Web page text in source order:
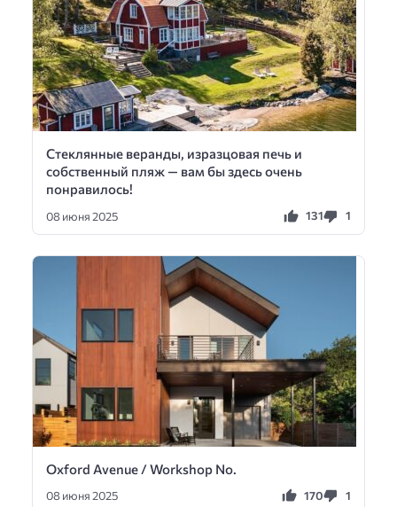
Стеклянные веранды, изразцовая печь и
собственный пляж — вам бы здесь очень
понравилось!
08 июня 2025 131 1
Oxford Avenue / Workshop No.
08 июня 2025 170 1